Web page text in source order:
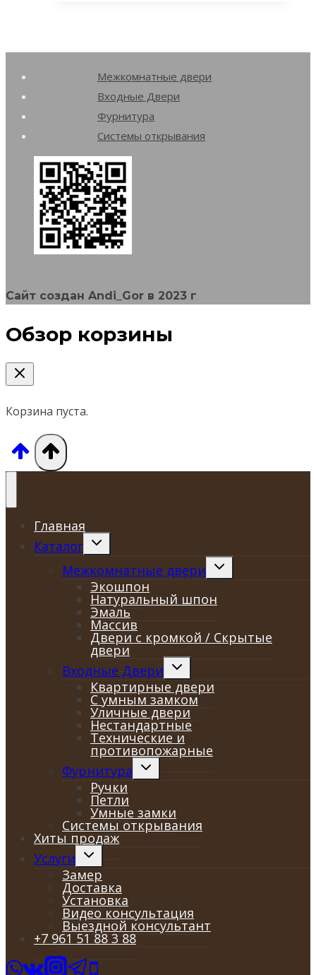
товара.
Межкомнатные двери
Входные Двери
Фурнитура
Системы открывания
Сайт создан Andi_Gor в 2023 г
Обзор корзины
Корзина пуста.
Главная
Каталог
Переключить
Межкомнатные двери
Переключить
Экошпон
Натуральный шпон
Эмаль
Массив
Двери с кромкой / Скрытые
двери
Входные Двери
Переключить
меню
Квартирные двери
С умным замком
Уличные двери
Нестандартные
Технические и
противопожарные
Фурнитура
Переключить
Ручки
Петли
Умные замки
Системы открывания
Хиты продаж
Услуги
Переключить
меню
Замер
Доставка
Установка
Видео консультация
Выездной консультант
+7 961 51 88 3 88